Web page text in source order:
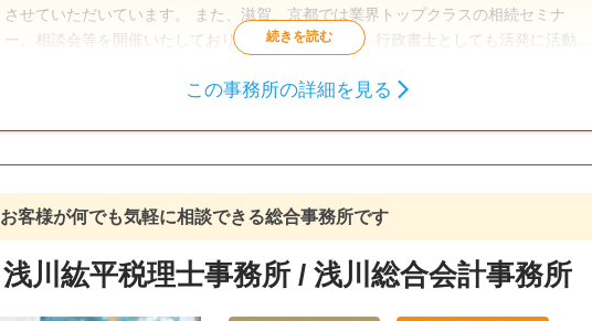
させていただいています。 また、滋賀、京都では業界トップクラスの相続セミナ
ー、相談会等を開催いたしております。税理士の他、行政書士としても活発に活動し
生前贈与 相続税申告 相続税対策
オンライン面談可 事務所面談可
この事務所の詳細を見る
お客様が何でも気軽に相談できる総合事務所です
浅川紘平税理士事務所 / 浅川総合会計事務所